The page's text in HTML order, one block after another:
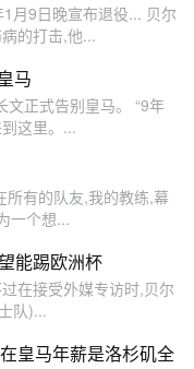
月9日晚宣布退役... 贝尔
的打击,他...
马
正式告别皇马。 “9年
这里。...
所有的队友,我的教练,幕
一个想...
能踢欧洲杯
在接受外媒专访时,贝尔
队)...
皇马年薪是洛杉矶全